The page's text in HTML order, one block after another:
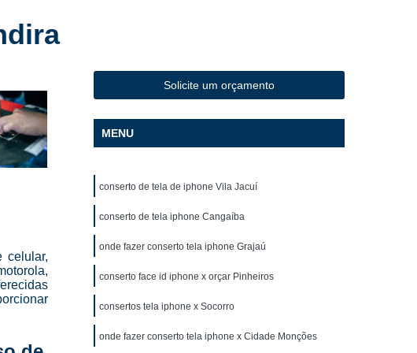
em SP
de Mim
Conserto de Celular Samsung
Conserto Tela Celular
Conserto de Iphone
Conserto Face Id Iphone X
Conserto Iphone
Conserto Iphone em SP
Conserto Tela Iphone 6
Traseira Iphone 8
Conserto de Celular Curso
e Conserto de Celular Versão 4.0
de Celular
Curso de Conserto de Celular
São Paulo
Curso de Conserto de Celular em SP
Curso de Conserto e Manutenção de Celular
celular,
Solicite um orçamento
MENU
conserto de tela de iphone Vila Jacuí
conserto de tela iphone Cangaíba
onde fazer conserto tela iphone Grajaú
conserto face id iphone x orçar Pinheiros
consertos tela iphone x Socorro
onde fazer conserto tela iphone x Cidade Monções